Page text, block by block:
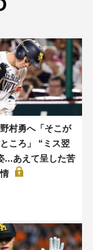
村勇へ「そこが
ころ」 “ミス翌
...あえて呈した苦